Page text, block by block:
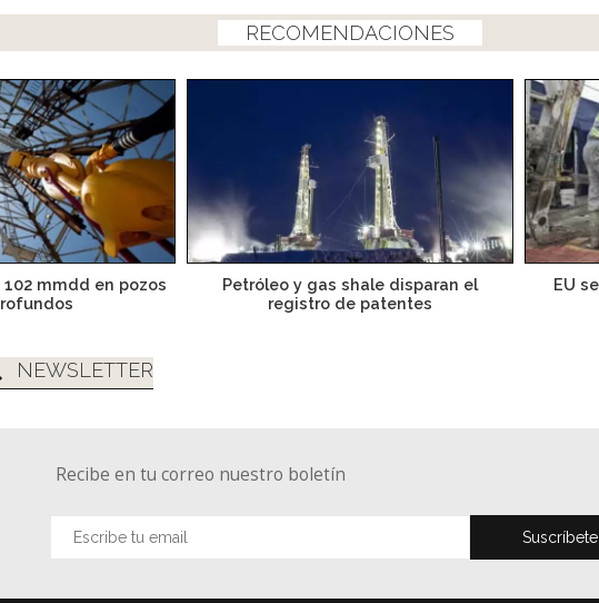
RECOMENDACIONES
mmdd en pozos
Petróleo y gas shale disparan el
registro de patentes
EU
NEWSLETTER
Recibe en tu correo nuestro boletín